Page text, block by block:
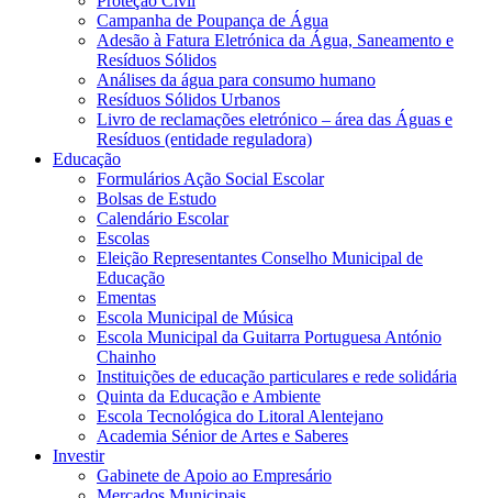
Campanha de Poupança de Água
Adesão à Fatura Eletrónica da Água, Saneamento e
Resíduos Sólidos
Análises da água para consumo humano
Resíduos Sólidos Urbanos
Livro de reclamações eletrónico – área das Águas e
Resíduos (entidade reguladora)
Educação
Formulários Ação Social Escolar
Bolsas de Estudo
Calendário Escolar
Escolas
Eleição Representantes Conselho Municipal de
Educação
Ementas
Escola Municipal de Música
Escola Municipal da Guitarra Portuguesa António
Chainho
Instituições de educação particulares e rede solidária
Quinta da Educação e Ambiente
Escola Tecnológica do Litoral Alentejano
Academia Sénior de Artes e Saberes
Investir
Gabinete de Apoio ao Empresário